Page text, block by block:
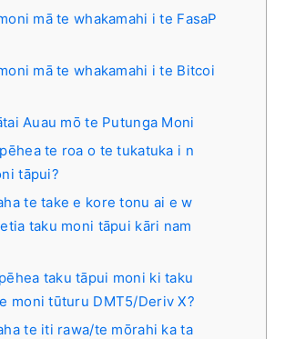
mā te whakamahi i te FasaP
mā te whakamahi i te Bitcoi
Auau mō te Putunga Moni
te roa o te tukatuka i n
tāpui?
te take e kore tonu ai e w
taku moni tāpui kāri nam
taku tāpui moni ki taku
moni tūturu DMT5/Deriv X?
te iti rawa/te mōrahi ka ta